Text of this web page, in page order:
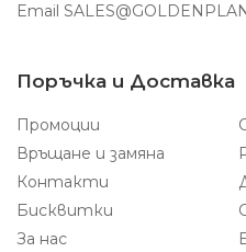
Email
Поръчка и Доставка
Промоции
Връщане и замяна
Контакти
Бисквитки
За нас